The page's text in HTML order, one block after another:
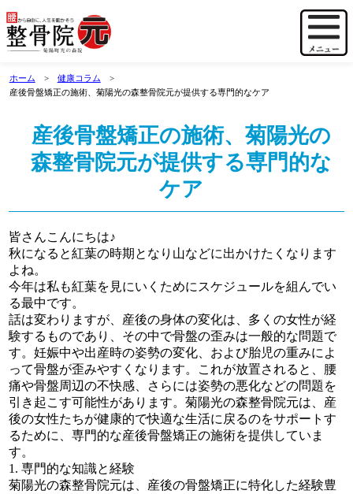
ホーム
健康コラム
産後骨盤矯正の施術、菊陽光の森整骨院元が提供する専門的なケア
産後骨盤矯正の施術、菊陽光の
森整骨院元が提供する専門的な
ケア
皆さんこんにちは♪
秋になると紅葉の時期となり山などに出かけたくなります
よね。
今年は私も紅葉を見にいくためにスケジュールを組んでい
る最中です。
話は変わりますが、産後の身体の変化は、多くの女性が経
験するものであり、その中で骨盤の歪みは一般的な問題で
す。妊娠中や出産時の姿勢の変化、および胎児の重みによ
って骨盤が歪みやすくなります。これが放置されると、腰
痛や骨盤周辺の不快感、さらには姿勢の悪化などの問題を
引き起こす可能性があります。菊陽光の森整骨院元は、産
後の女性たちが健康的で快適な生活に戻るのをサポートす
るために、専門的な産後骨盤矯正の施術を提供していま
す。
1. 専門的な知識と経験
菊陽光の森整骨院元は、産後の骨盤矯正に特化した経験豊